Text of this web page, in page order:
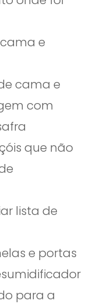
e
cama e
com
que não
lista de
e portas
para a